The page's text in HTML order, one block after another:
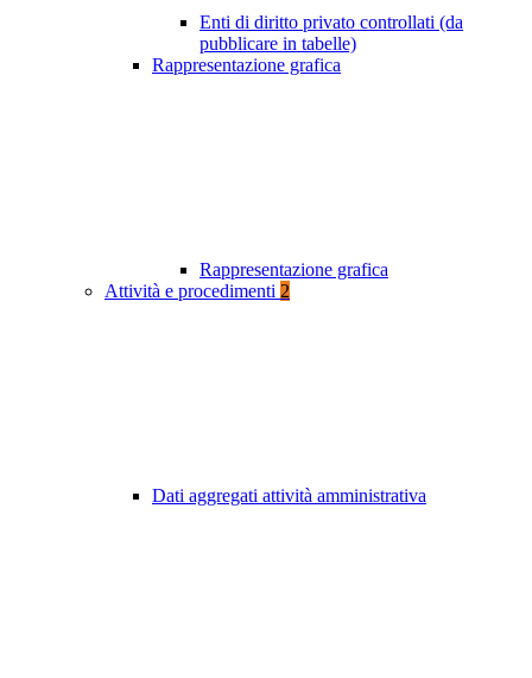
Enti di diritto privato controllati (da
pubblicare in tabelle)
Rappresentazione grafica
Rappresentazione grafica
Attività e procedimenti 2
Dati aggregati attività amministrativa